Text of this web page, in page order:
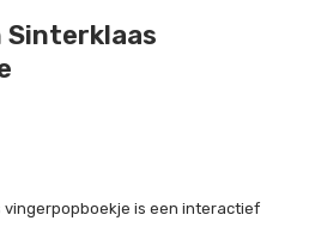
Sinterklaas
vingerpopboekje is een interactief